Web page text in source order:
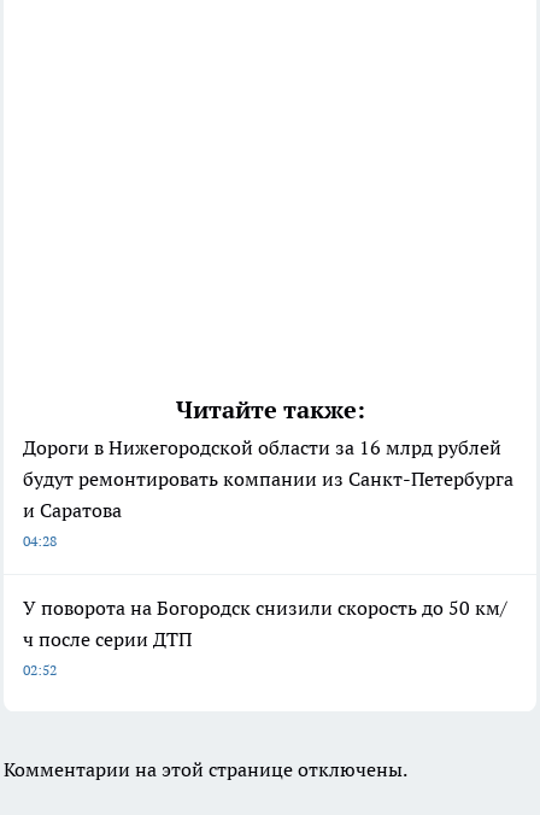
Читайте также:
Дороги в Нижегородской области за 16 млрд рублей
будут ремонтировать компании из Санкт-Петербурга
и Саратова
04:28
У поворота на Богородск снизили скорость до 50 км/
ч после серии ДТП
02:52
Комментарии на этой странице отключены.